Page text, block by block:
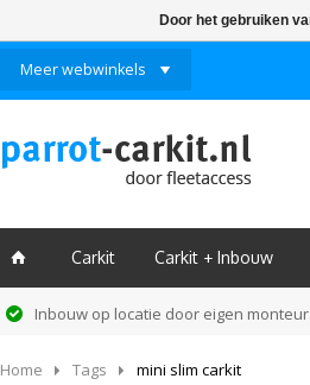
Meer webwinkels
ï Carkit Carkit + Inbouw
Inbouw op locatie door eigen
Home Tags mini slim carkit
Door het gebruiken